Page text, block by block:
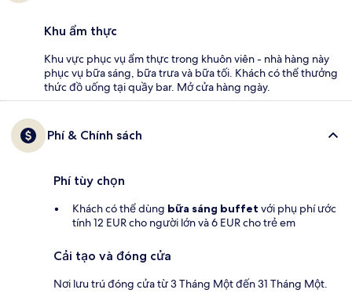
Khu ẩm thực
Khu vực phục vụ ẩm thực trong khuôn viên - nhà hàng này
phục vụ bữa sáng, bữa trưa và bữa tối. Khách có thể thưởng
thức đồ uống tại quầy bar. Mở cửa hàng ngày.
Phí & Chính sách
Phí tùy chọn
Khách có thể dùng bữa sáng buffet với phụ phí ước
tính 12 EUR cho người lớn và 6 EUR cho trẻ em
Cải tạo và đóng cửa
Nơi lưu trú đóng cửa từ 3 Tháng Một đến 31 Tháng Một.